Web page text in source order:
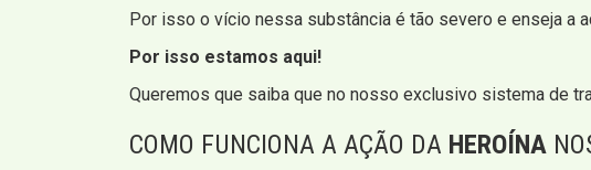
Por isso o vício nessa substância é tão severo e enseja a
Por isso estamos aqui!
Queremos que saiba que no nosso exclusivo sistema de
COMO FUNCIONA A AÇÃO DA HEROÍNA